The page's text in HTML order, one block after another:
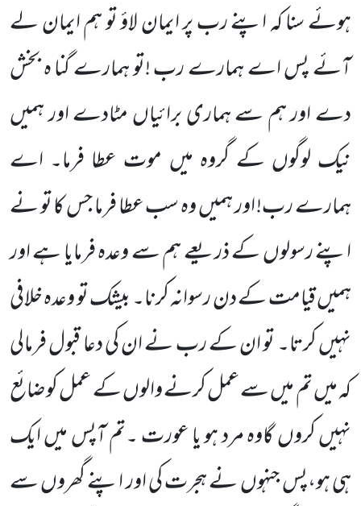
ہوئے سنا کہ اپنے رب پر ایمان لاؤ تو ہمایمان لے
آئے پس اے ہمارے رب !تو ہمارے گنا ہ بخش
دے اور ہم سےہماری برائیاں مٹادے اور ہمیں
نیک لوگوں کے گروہ میں موت عطا فرما۔ اے
ہمارے رب! اور ہمیں وہ سب عطا فرما جس کا تو نے
اپنے رسولوں کے ذریعے ہم سے وعدہ فرمایا ہے اور
ہمیں قیامت کے دن رسوانہ کرنا۔ بیشک تو وعدہ خلافی
نہیں کرتا۔ تو ان کے رب نے ان کی دعا قبول فرمالی
کہمیں تم میں سے عمل کرنے والوں کے عمل کو ضائع
نہیں کروں گاوہ مرد ہو یا عورت ۔تم آپس میں ایک
ہی ہو،پس جنہوں نے ہجرت کی اور اپنے گھروں سے